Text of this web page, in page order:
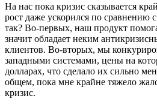
На нас пока кризис сказывается
рост даже ускорился по
так? Во-первых, наш продукт
значит обладает неким
клиентов. Во-вторых, мы
западными системами, цены на
долларах, что сделало их сильно
общем, пока мне крайне тяжело
кризис.